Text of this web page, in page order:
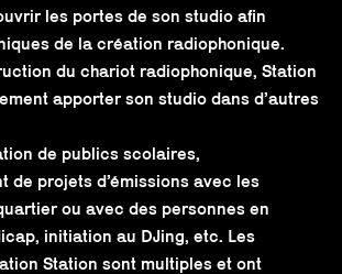
les portes de son studio afin
de la création radiophonique.
du chariot radiophonique, Station
apporter son studio dans d’autres
de publics scolaires,
de projets d’émissions avec les
ou avec des personnes en
initiation au DJing, etc. Les
Station sont multiples et ont